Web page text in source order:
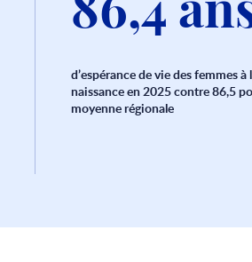
d’espérance de vie des femmes à
naissance en 2025 contre 86,5
moyenne régionale